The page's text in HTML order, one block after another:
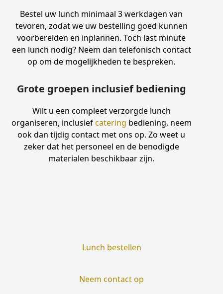
Bestel uw lunch minimaal 3 werkdagen van
tevoren, zodat we uw bestelling goed kunnen
voorbereiden en inplannen. Toch last minute
een lunch nodig? Neem dan telefonisch contact
op om de mogelijkheden te bespreken.
Grote groepen inclusief bediening
Wilt u een compleet verzorgde lunch
organiseren, inclusiefcatering bediening, neem
ook dan tijdig contact met ons op. Zo weet u
zeker dat het personeel en de benodigde
materialen beschikbaar zijn.
Lunch bestellen
Neem contact op